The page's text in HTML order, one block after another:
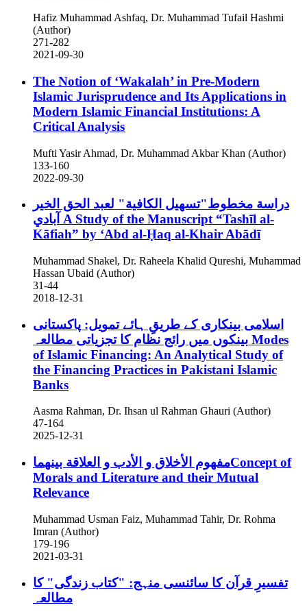
Hafiz Muhammad Ashfaq, Dr. Muhammad Tufail Hashmi
(Author)
271-282
2021-09-30
The Notion of ‘Wakalah’ in Pre-Modern
Islamic Jurisprudence and Its Applications in
Modern Islamic Financial Institutions: A
Critical Analysis
Mufti Yasir Ahmad, Dr. Muhammad Akbar Khan (Author)
133-160
2022-09-30
دراسة مخطوط"تسهيل الكافية" لعبد الحق الخير
A Study of the Manuscript “Tashīl al-
Kāfiah” by ʻAbd al-Ḥaq al-Khair Abādī
Muhammad Shakel, Dr. Raheela Khalid Qureshi, Muhammad
Hassan Ubaid (Author)
31-44
2018-12-31
اسلامی بینکاری کے طریقِ ہائے تمویل: پاکستانی
Modes
of Islamic Financing: An Analytical Study of
the Financing Practices in Pakistani Islamic
Banks
Aasma Rahman, Dr. Ihsan ul Rahman Ghauri (Author)
47-164
2025-12-31
مفهوم الأخلاق و الأدب و العلاقة بينهماConcept of
Morals and Literature and their Mutual
Relevance
Muhammad Usman Faiz, Muhammad Tahir, Dr. Rohma
Imran (Author)
179-196
2021-03-31
تفسیرِ قرآن کا سائنسی منہج: "کتاب زندگی" کا
مطالعہ